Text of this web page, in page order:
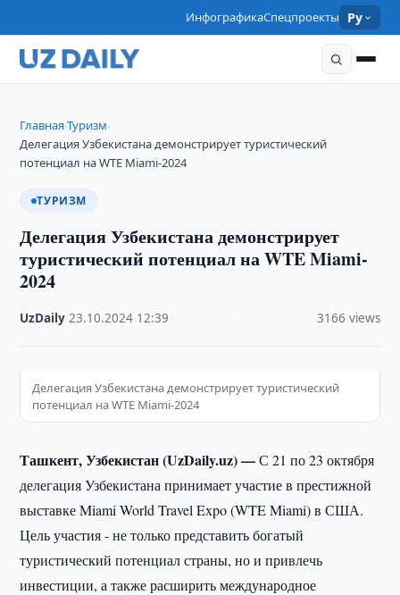
ИнфографикаСпецпроекты Ру
Главная›Туризм›
Делегация Узбекистана демонстрирует туристический
потенциал на WTE Miami-2024
ТУРИЗМ
Делегация Узбекистана демонстрирует
туристический потенциал на WTE Miami-
2024
UzDaily ·23.10.2024 12:39 3166 views
Делегация Узбекистана демонстрирует туристический
потенциал на WTE Miami-2024
Ташкент, Узбекистан (UzDaily.uz) —С 21 по 23 октября
делегация Узбекистана принимает участие в престижной
выставке Miami World Travel Expo (WTE Miami) в США.
Цель участия - не только представить богатый
туристический потенциал страны, но и привлечь
инвестиции, а также расширить международное